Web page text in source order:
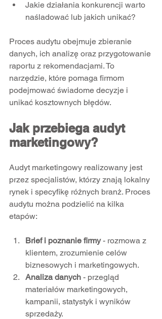
Jakie działania konkurencji warto
naśladować lub jakich unikać?
Proces audytu obejmuje zbieranie
danych, ich analizę oraz przygotowanie
raportu z rekomendacjami. To
narzędzie, które pomaga firmom
podejmować świadome decyzje i
unikać kosztownych błędów.
Jak przebiega audyt
marketingowy?
Audyt marketingowy realizowany jest
przez specjalistów, którzy znają lokalny
rynek i specyfikę różnych branż. Proces
audytu można podzielić na kilka
etapów:
Brief i poznanie firmy - rozmowa z
klientem, zrozumienie celów
biznesowych i marketingowych.
Analiza danych - przegląd
materiałów marketingowych,
kampanii, statystyk i wyników
sprzedaży.